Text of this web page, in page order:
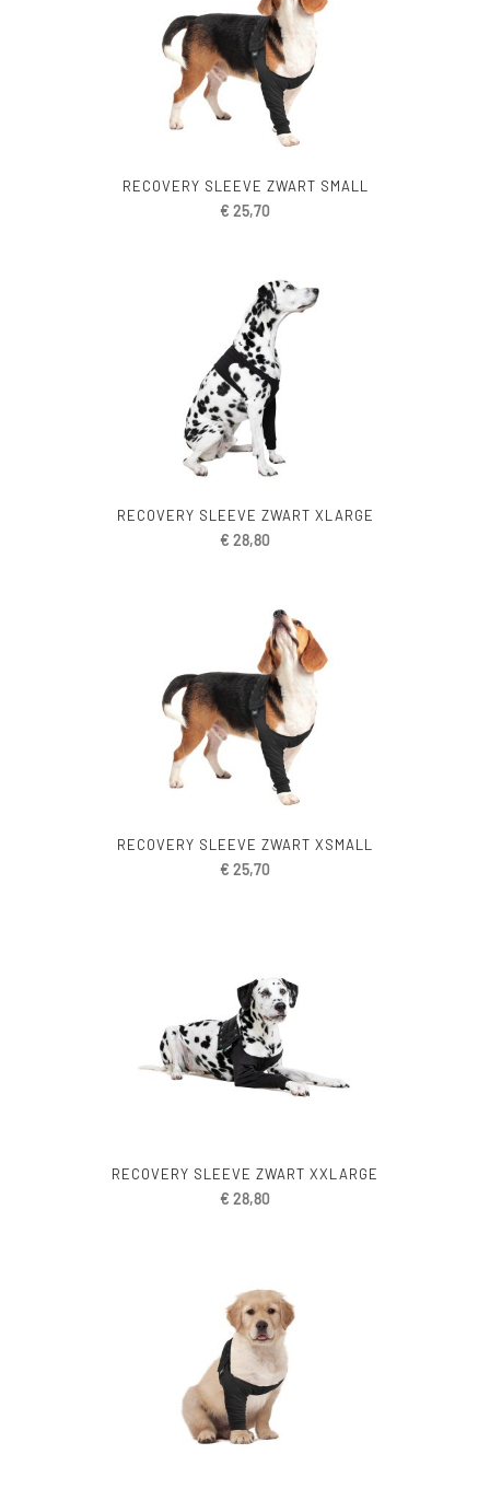
RECOVERY SLEEVE ZWART SMALL
€ 25,70
RECOVERY SLEEVE ZWART XLARGE
€ 28,80
RECOVERY SLEEVE ZWART XSMALL
€ 25,70
RECOVERY SLEEVE ZWART XXLARGE
€ 28,80